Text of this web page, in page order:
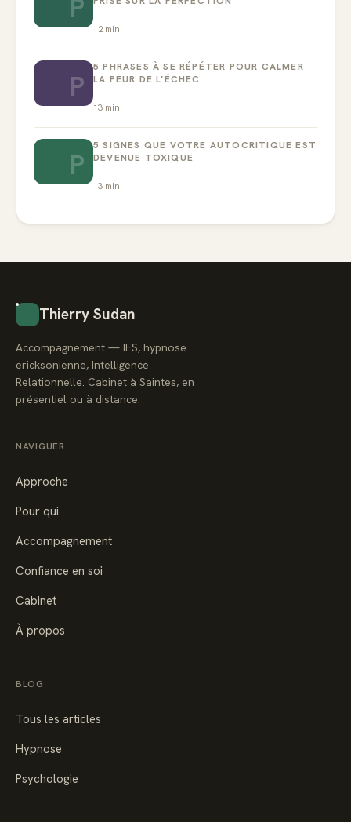
P
12 min
P
5 PHRASES À SE RÉPÉTER POUR CALMER
LA PEUR DE L’ÉCHEC
13 min
P
5 SIGNES QUE VOTRE AUTOCRITIQUE EST
DEVENUE TOXIQUE
13 min
Thierry Sudan
Accompagnement — IFS, hypnose
ericksonienne, Intelligence
Relationnelle. Cabinet à Saintes, en
présentiel ou à distance.
NAVIGUER
Approche
Pour qui
Accompagnement
Confiance en soi
Cabinet
À propos
BLOG
Tous les articles
Hypnose
Psychologie